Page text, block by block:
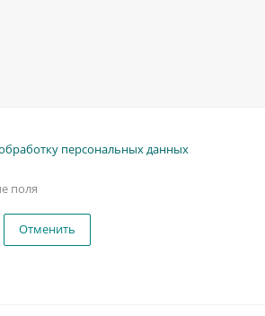
персональных данных
поля
Отменить